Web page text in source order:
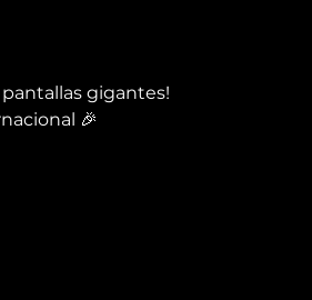
gigantes!
🎉